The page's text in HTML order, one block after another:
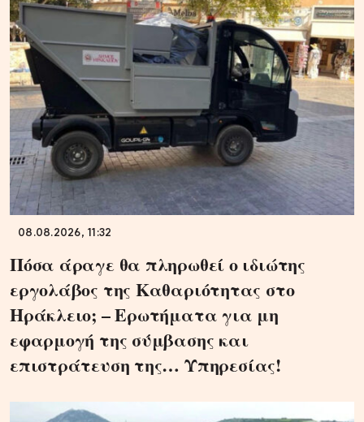
08.08.2026, 11:32
Πόσα άραγε θα πληρωθεί ο ιδιώτης
εργολάβος της Καθαριότητας στο
Ηράκλειο; – Ερωτήματα για μη
εφαρμογή της σύμβασης και
επιστράτευση της… Υπηρεσίας!